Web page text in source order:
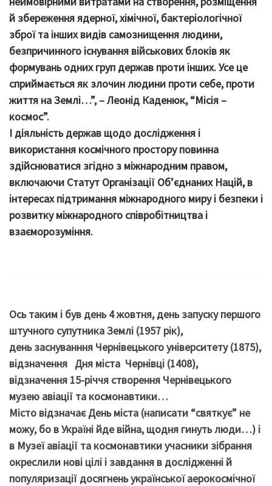
й збереження ядерної, хімічної, бактеріологічної
зброї та інших видів самознищення людини,
безпричинного існування військових блоків як
формувань одних груп держав проти інших. Усе це
сприймається як злочин людини проти себе, проти
життя на Землі…”, – Леонід Каденюк, “Місія –
космос”.
І діяльність держав щодо дослідження і
використання космічного простору повинна
здійснюватися згідно з міжнародним правом,
включаючи Статут Організації Об’єднаних Націй, в
інтересах підтримання міжнародного миру і безпеки і
розвитку міжнародного співробітництва і
взаєморозуміння.
Ось таким і був день 4 жовтня, день запуску першого
штучного супутника Землі (1957 рік),
день заснуванння Чернівецького університету (1875),
відзначення Дня міста Чернівці (1408),
відзначення 15-річчя створення Чернівецького
музею авіації та космонавтики…
Місто відзначає День міста (написати “святкує” не
можу, бо в Україні йде війна, щодня гинуть люди…) і
в Музеї авіації та космонавтики учасники зібрання
окреслили нові цілі і завдання в дослідженні й
популяризації досягнень української аерокосмічної